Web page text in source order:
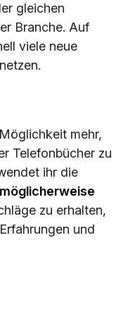
gleichen
Branche. Auf
viele neue
mehr,
Telefonbücher zu
ihr die
zu erhalten,
und